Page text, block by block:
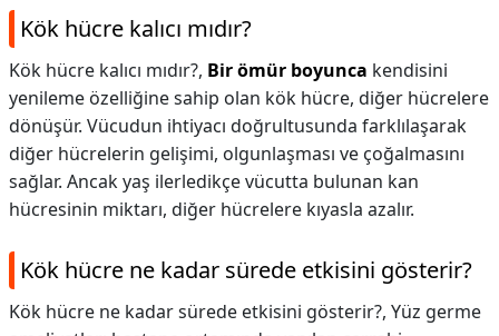
Kök hücre kalıcı mıdır?
Kök hücre kalıcı mıdır?, Bir ömür boyunca kendisini
yenileme özelliğine sahip olan kök hücre, diğer hücrelere
dönüşür. Vücudun ihtiyacı doğrultusunda farklılaşarak
diğer hücrelerin gelişimi, olgunlaşması ve çoğalmasını
sağlar. Ancak yaş ilerledikçe vücutta bulunan kan
hücresinin miktarı, diğer hücrelere kıyasla azalır.
Kök hücre ne kadar sürede etkisini gösterir?
Kök hücre ne kadar sürede etkisini gösterir?, Yüz germe